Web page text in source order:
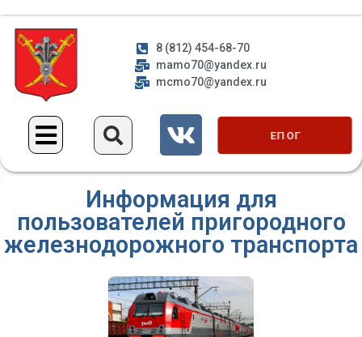
8 (812) 454-68-70
mamo70@yandex.ru
mcmo70@yandex.ru
ЕП ОГ
Информация для
пользователей пригородного
железнодорожного транспорта